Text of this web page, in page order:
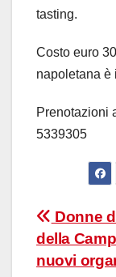
tasting.
Costo euro
napoletana è
Prenotazioni
5339305
Donne
della
nuovi